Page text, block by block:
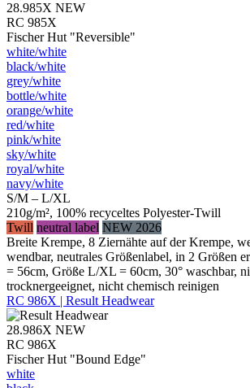
28.985X NEW
RC 985X
Fischer Hut "Reversible"
white/​white
black/​white
grey/​white
bottle/​white
orange/​white
red/​white
pink/​white
sky/​white
royal/​white
navy/​white
S/M – L/XL
210g/m², 100% recyceltes Polyester-Twill
Twill neutral label NEW 2026
Breite Krempe, 8 Ziernähte auf der Krempe,
wendbar, neutrales Größenlabel, in 2 Größen
= 56cm, Größe L/XL = 60cm, 30° waschbar,
trocknergeeignet, nicht chemisch reinigen
RC 986X | Result Headwear
28.986X NEW
RC 986X
Fischer Hut "Bound Edge"
white